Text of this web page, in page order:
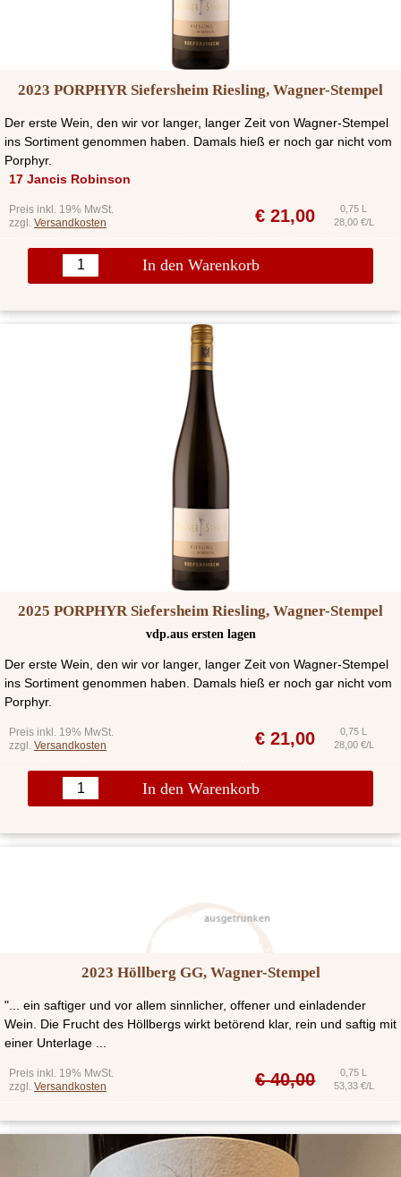
2023 PORPHYR Siefersheim Riesling, Wagner-Stempel
Der erste Wein, den wir vor langer, langer Zeit von Wagner-Stempel
ins Sortiment genommen haben. Damals hieß er noch gar nicht vom
Porphyr.
17 Jancis Robinson
Preis inkl. 19% MwSt.
zzgl. Versandkosten € 21,00
0,75 L
28,00 €/L
In den Warenkorb
2025 PORPHYR Siefersheim Riesling, Wagner-Stempel
vdp.aus ersten lagen
Der erste Wein, den wir vor langer, langer Zeit von Wagner-Stempel
ins Sortiment genommen haben. Damals hieß er noch gar nicht vom
Porphyr.
Preis inkl. 19% MwSt.
zzgl. Versandkosten € 21,00
0,75 L
28,00 €/L
In den Warenkorb
2023 Höllberg GG, Wagner-Stempel
"... ein saftiger und vor allem sinnlicher, offener und einladender
Wein. Die Frucht des Höllbergs wirkt betörend klar, rein und saftig mit
einer Unterlage ...
Preis inkl. 19% MwSt.
zzgl. Versandkosten €40,00
0,75 L
53,33 €/L